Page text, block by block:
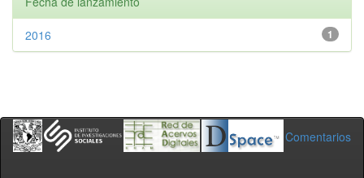
1
2016
Comentarios